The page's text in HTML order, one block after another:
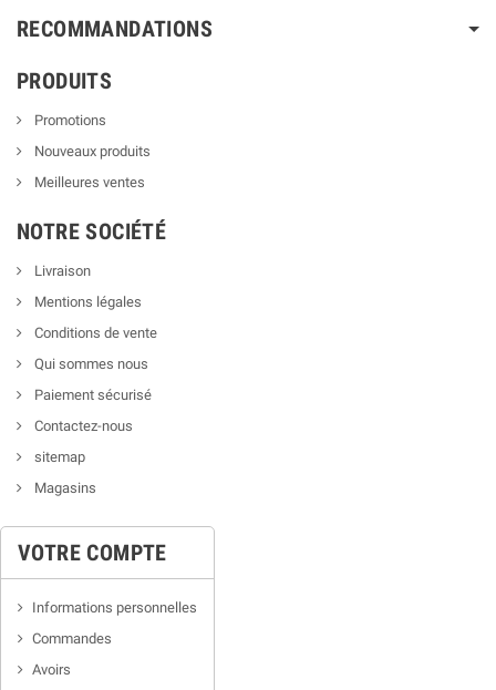
RECOMMANDATIONS
PRODUITS
Promotions
Nouveaux produits
Meilleures ventes
NOTRE SOCIÉTÉ
Livraison
Mentions légales
Conditions de vente
Qui sommes nous
Paiement sécurisé
Contactez-nous
sitemap
Magasins
VOTRE COMPTE
Informations personnelles
Commandes
Avoirs